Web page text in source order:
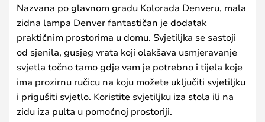
Nazvana po glavnom gradu Kolorada Denveru, mala
zidna lampa Denver fantastičan je dodatak
praktičnim prostorima u domu. Svjetiljka se sastoji
od sjenila, gusjeg vrata koji olakšava usmjeravanje
svjetla točno tamo gdje vam je potrebno i tijela koje
ima prozirnu ručicu na koju možete uključiti svjetiljku
i prigušiti svjetlo. Koristite svjetiljku iza stola ili na
zidu iza pulta u pomoćnoj prostoriji.